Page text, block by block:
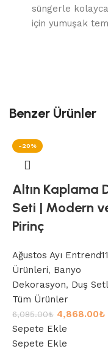
süngerle
için yumuşak
Benzer Ürünler
-20%
Altın Kaplama
Seti | Modern
Pirinç
Ağustos Ayı Entrend11
Ürünleri, Banyo
Dekorasyon, Duş
Tüm Ürünler
6,085.00₺ 4,868.00₺
Sepete Ekle
Sepete Ekle